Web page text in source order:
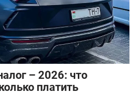
– 2026: что
платить